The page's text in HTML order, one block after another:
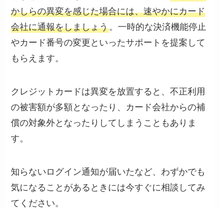
かしらの異変を感じた場合には、速やかにカード
会社に通報をしましょう。一時的な決済機能停止
やカード番号の変更といったサポートを提案して
もらえます。
クレジットカードは異変を放置すると、不正利用
の被害額が多額となったり、カード会社からの補
償の対象外となったりしてしまうこともありま
す。
知らないログイン通知が届いたなど、わずかでも
気になることがあるときには今すぐに相談してみ
てください。